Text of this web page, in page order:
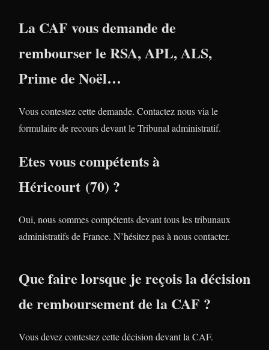
La CAF vous demande de
rembourser le RSA, APL, ALS,
Prime de Noël…
Vous contestez cette demande. Contactez nous via le
formulaire de recours devant le Tribunal administratif.
Etes vous compétents à
Héricourt (70) ?
Oui, nous sommes compétents devant tous les tribunaux
administratifs de France. N’hésitez pas à nous contacter.
Que faire lorsque je reçois la décision
de remboursement de la CAF ?
Vous devez contestez cette décision devant la CAF.